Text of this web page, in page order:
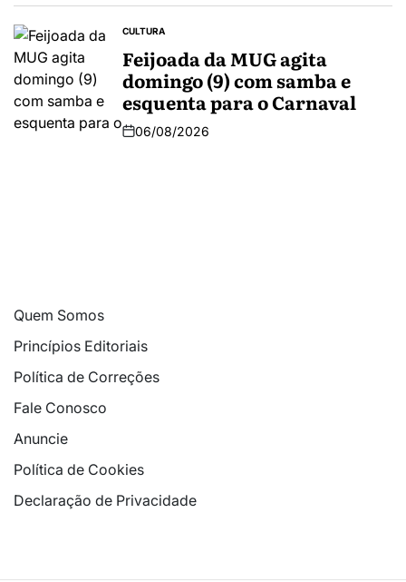
CULTURA
Feijoada da MUG agita
domingo (9) com samba e
esquenta para o Carnaval
06/08/2026
Quem Somos
Princípios Editoriais
Política de Correções
Fale Conosco
Anuncie
Política de Cookies
Declaração de Privacidade